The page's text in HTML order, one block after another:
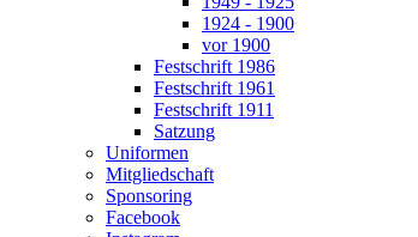
1924 - 1900
vor 1900
Festschrift 1986
Festschrift 1961
Festschrift 1911
Satzung
Uniformen
Mitgliedschaft
Sponsoring
Facebook